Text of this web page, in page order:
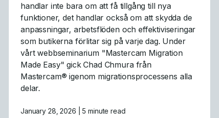
handlar inte bara om att få tillgång till nya
funktioner, det handlar också om att skydda de
anpassningar, arbetsflöden och effektiviseringar
som butikerna förlitar sig på varje dag. Under
vårt webbseminarium "Mastercam Migration
Made Easy" gick Chad Chmura från
Mastercam® igenom migrationsprocessens alla
delar.
January 28, 2026 | 5 minute read